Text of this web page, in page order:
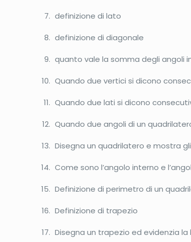
definizione di lato
definizione di diagonale
quanto vale la somma degli angoli
Quando due vertici si dicono
Quando due lati si dicono
Quando due angoli di un
Disegna un quadrilatero e mostra
Come sono l’angolo interno e
Definizione di perimetro di un
Definizione di trapezio
Disegna un trapezio ed evidenzia